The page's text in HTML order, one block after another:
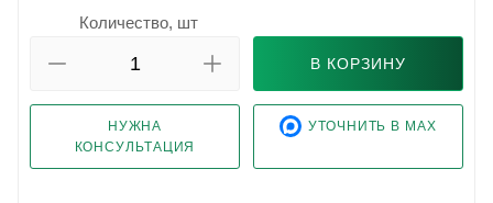
Количество, шт
В КОРЗИНУ
НУЖНА
КОНСУЛЬТАЦИЯ
УТОЧНИТЬ В MAX